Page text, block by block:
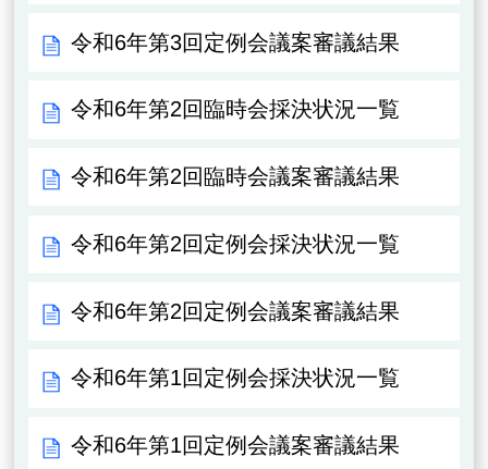
令和6年第3回定例会議案審議結果
令和6年第2回臨時会採決状況一覧
令和6年第2回臨時会議案審議結果
令和6年第2回定例会採決状況一覧
令和6年第2回定例会議案審議結果
令和6年第1回定例会採決状況一覧
令和6年第1回定例会議案審議結果